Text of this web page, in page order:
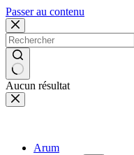
Panneau de gestion des cookies
Passer au contenu
Aucun résultat
Arum